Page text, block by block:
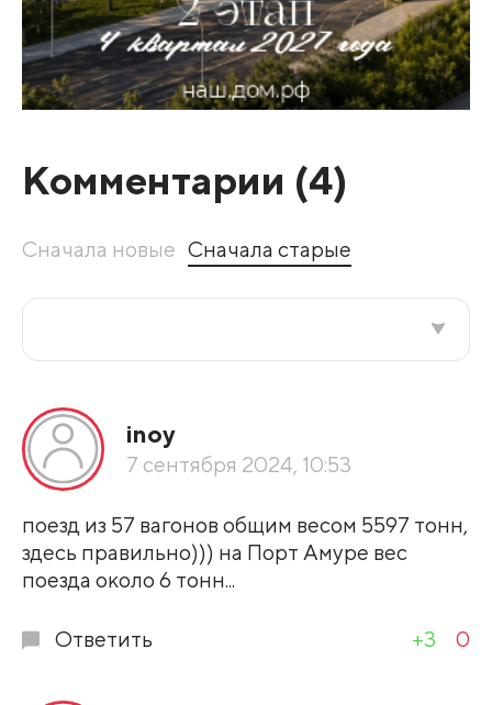
Комментарии (4)
Сначала новые Сначала старые
По рейтингу
Развернуть все
inoy
7 сентября 2024, 10:53
поезд из 57 вагонов общим весом 5597 тонн,
здесь правильно))) на Порт Амуре вес
поезда около 6 тонн...
Ответить +3 0